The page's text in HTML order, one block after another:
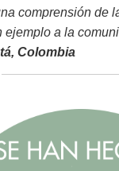
comprensión de
a la
Colombia